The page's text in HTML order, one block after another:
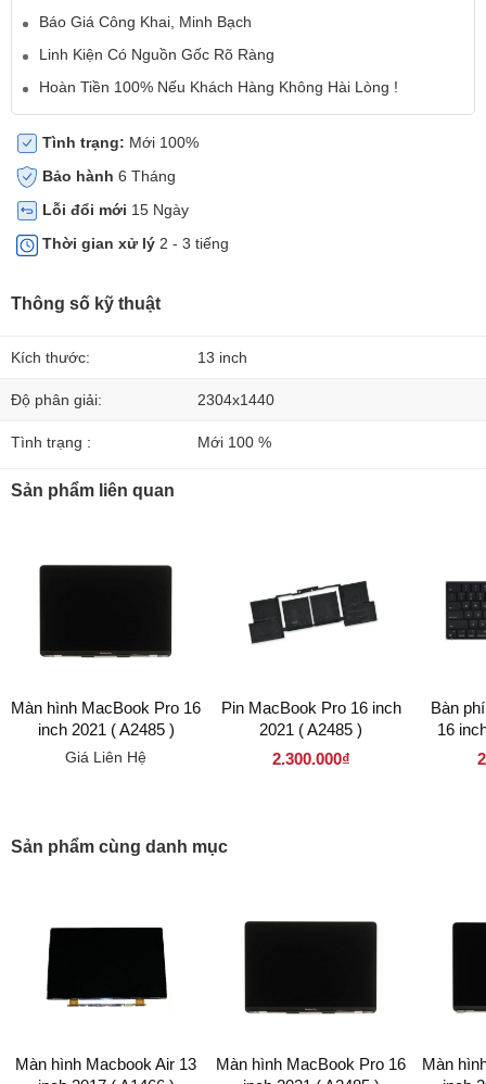
Báo Giá Công Khai, Minh Bạch
Linh Kiện Có Nguồn Gốc Rõ Ràng
Hoàn Tiền 100% Nếu Khách Hàng Không Hài Lòng !
Tình trạng: Mới 100%
Bảo hành 6 Tháng
Lỗi đổi mới 15 Ngày
Thời gian xử lý 2 - 3 tiếng
Thông số kỹ thuật
Kích thước: 13 inch
Độ phân giải: 2304x1440
Tình trạng : Mới 100 %
Sản phẩm liên quan
Màn hình MacBook Pro 16
inch 2021 ( A2485 )
Giá Liên Hệ
Pin MacBook Pro 16 inch
2021 ( A2485 )
2.300.000₫
Bàn
16
Sản phẩm cùng danh mục
Màn hình Macbook Air 13
Màn hình MacBook Pro 16
Màn